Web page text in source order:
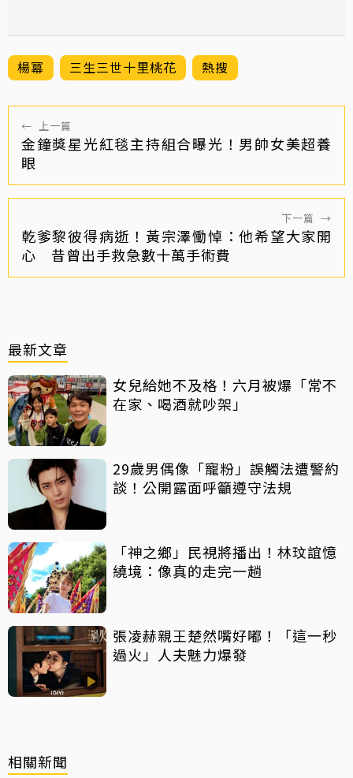
楊冪 三生三世十里桃花 熱搜
← 上一篇
金鐘獎星光紅毯主持組合曝光！男帥女美超養
眼
下一篇 →
乾爹黎彼得病逝！黃宗澤慟悼：他希望大家開
心 昔曾出手救急數十萬手術費
最新文章
女兒給她不及格！六月被爆「常不
在家、喝酒就吵架」
29歲男偶像「寵粉」誤觸法遭警約
談！公開露面呼籲遵守法規
「神之鄉」民視將播出！林玟誼憶
繞境：像真的走完一趟
張凌赫親王楚然嘴好嘟！「這一秒
過火」人夫魅力爆發
相關新聞